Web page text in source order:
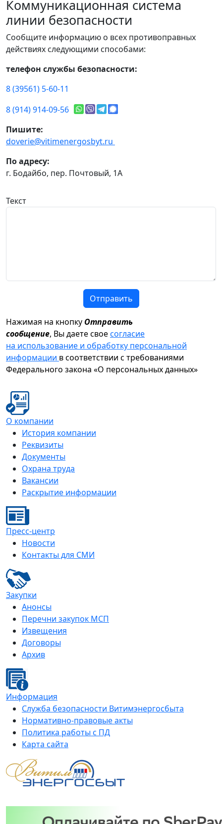
Коммуникационная система
линии безопасности
Сообщите информацию о всех противоправных
действиях следующими способами:
телефон службы безопасности:
8 (39561) 5-60-11
8 (914) 914-09-56
Пишите:
doverie@vitimenergosbyt.ru
По адресу:
г. Бодайбо, пер. Почтовый, 1А
Текст
Отправить
Нажимая на кнопку Отправить
сообщение, Вы даете своесогласие
на использование и обработку персональной
информации в соответствии с требованиями
Федерального закона «О персональных данных»
О компании
История компании
Реквизиты
Документы
Охрана труда
Вакансии
Раскрытие информации
Пресс-центр
Новости
Контакты для СМИ
Закупки
Анонсы
Перечни закупок МСП
Извещения
Договоры
Архив
Информация
Служба безопасности Витимэнергосбыта
Нормативно-правовые акты
Политика работы с ПД
Карта сайта